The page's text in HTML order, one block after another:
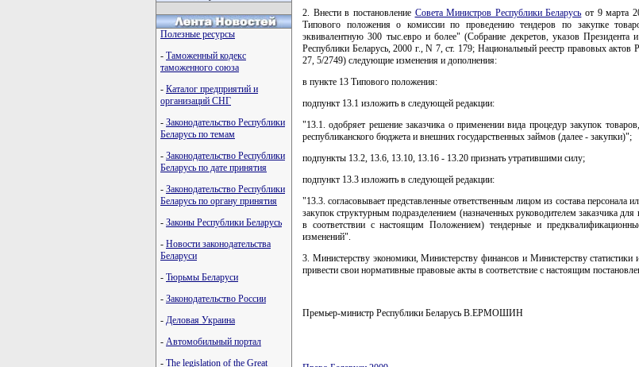
Полезные ресурсы
- Таможенный кодекс
таможенного союза
- Каталог предприятий и
организаций СНГ
- Законодательство Республики
Беларусь по темам
- Законодательство Республики
Беларусь по дате принятия
- Законодательство Республики
Беларусь по органу принятия
- Законы Республики Беларусь
- Новости законодательства
Беларуси
- Тюрьмы Беларуси
- Законодательство России
- Деловая Украина
- Автомобильный портал
- The legislation of the Great
2. Внести в постановление Совета Министров Республики Беларусь от 9 марта
Типового положения о комиссии по проведению тендеров по закупке
эквивалентную 300 тыс.евро и более" (Собрание декретов, указов Президента и
Республики Беларусь, 2000 г., N 7, ст. 179; Национальный реестр правовых актов
27, 5/2749) следующие изменения и дополнения:
в пункте 13 Типового положения:
подпункт 13.1 изложить в следующей редакции:
"13.1. одобряет решение заказчика о применении вида процедур закупок
республиканского бюджета и внешних государственных займов (далее - закупки)";
подпункты 13.2, 13.6, 13.10, 13.16 - 13.20 признать утратившими силу;
подпункт 13.3 изложить в следующей редакции:
"13.3. согласовывает представленные ответственным лицом из состава персонала
закупок структурным подразделением (назначенных руководителем заказчика
в соответствии с настоящим Положением) тендерные и
изменений".
3. Министерству экономики, Министерству финансов и Министерству статистики
привести свои нормативные правовые акты в соответствие с настоящим
Премьер-министр Республики Беларусь В.ЕРМОШИН